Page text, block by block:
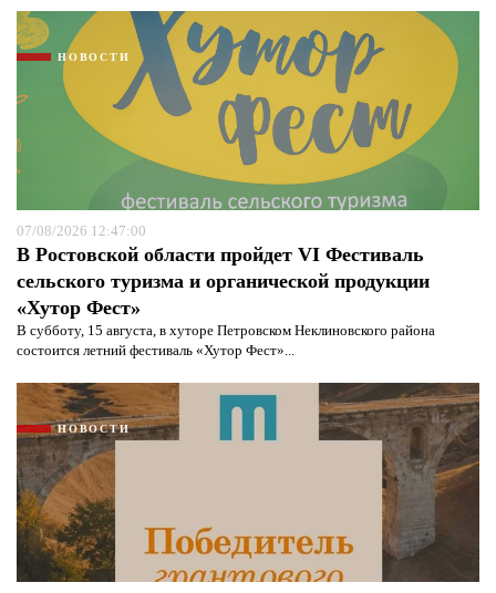
НОВОСТИ
07/08/2026 12:47:00
В Ростовской области пройдет VI Фестиваль
сельского туризма и органической продукции
«Хутор Фест»
В субботу, 15 августа, в хуторе Петровском Неклиновского района
состоится летний фестиваль «Хутор Фест»...
НОВОСТИ